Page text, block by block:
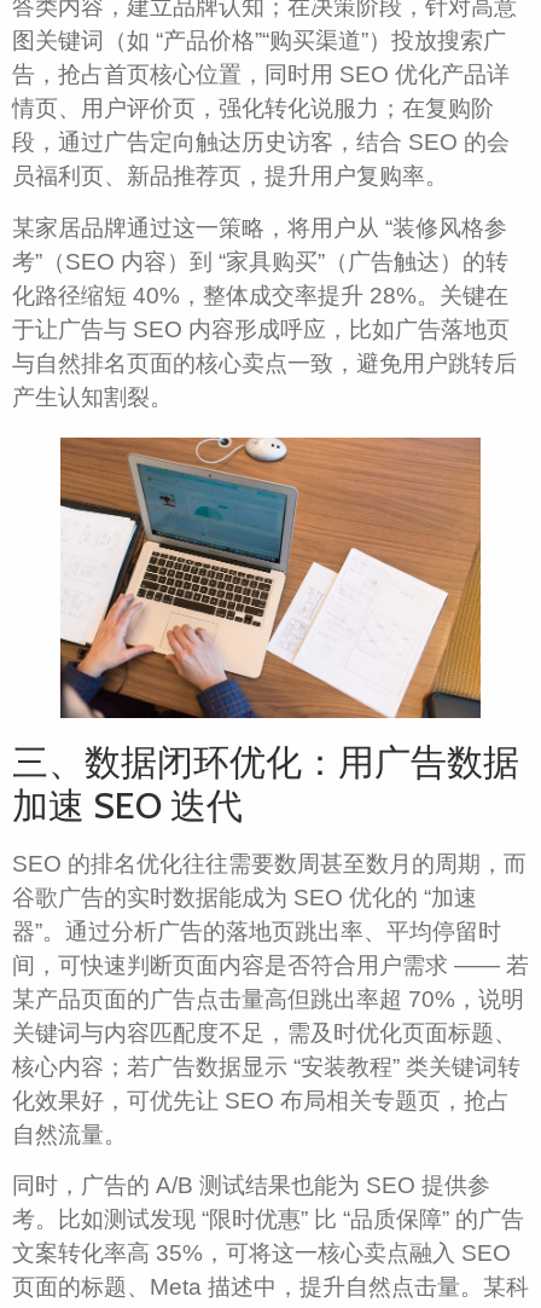
答类内容，建立品牌认知；在决策阶段，针对高意
图关键词（如 “产品价格”“购买渠道”）投放搜索广
告，抢占首页核心位置，同时用 SEO 优化产品详
情页、用户评价页，强化转化说服力；在复购阶
段，通过广告定向触达历史访客，结合 SEO 的会
员福利页、新品推荐页，提升用户复购率。​
某家居品牌通过这一策略，将用户从 “装修风格参
考”（SEO 内容）到 “家具购买”（广告触达）的转
化路径缩短 40%，整体成交率提升 28%。关键在
于让广告与 SEO 内容形成呼应，比如广告落地页
与自然排名页面的核心卖点一致，避免用户跳转后
产生认知割裂。​
三、数据闭环优化：用广告数据
加速 SEO 迭代​
SEO 的排名优化往往需要数周甚至数月的周期，而
谷歌广告的实时数据能成为 SEO 优化的 “加速
器”。通过分析广告的落地页跳出率、平均停留时
间，可快速判断页面内容是否符合用户需求 —— 若
某产品页面的广告点击量高但跳出率超 70%，说明
关键词与内容匹配度不足，需及时优化页面标题、
核心内容；若广告数据显示 “安装教程” 类关键词转
化效果好，可优先让 SEO 布局相关专题页，抢占
自然流量。​
同时，广告的 A/B 测试结果也能为 SEO 提供参
考。比如测试发现 “限时优惠” 比 “品质保障” 的广告
文案转化率高 35%，可将这一核心卖点融入 SEO
页面的标题、Meta 描述中，提升自然点击量。某科